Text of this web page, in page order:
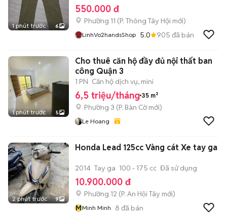
1 phút trước 6
550.000 đ
Phường 11 (P. Thông Tây Hội mới)
LinhVo2handsShop 5.0 905 đã bán
1 phút trước 5
Cho thuê căn hộ đầy đủ nội thất ban
công Quận 3
1 PN Căn hộ dịch vụ, mini
6,5 triệu/tháng 35 m²
Phường 3 (P. Bàn Cờmới)
Le Hoang
2 phút trước 9
Honda Lead 125cc Vàng cát Xe tay ga
2014 Tay ga 100 - 175 cc Đã sử dụng
10.900.000 đ
Phường 12 (P. An Hội Tây mới)
MMinh Minh 8 đã bán